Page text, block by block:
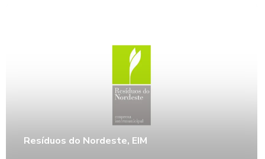
Resíduos do Nordeste, EIM